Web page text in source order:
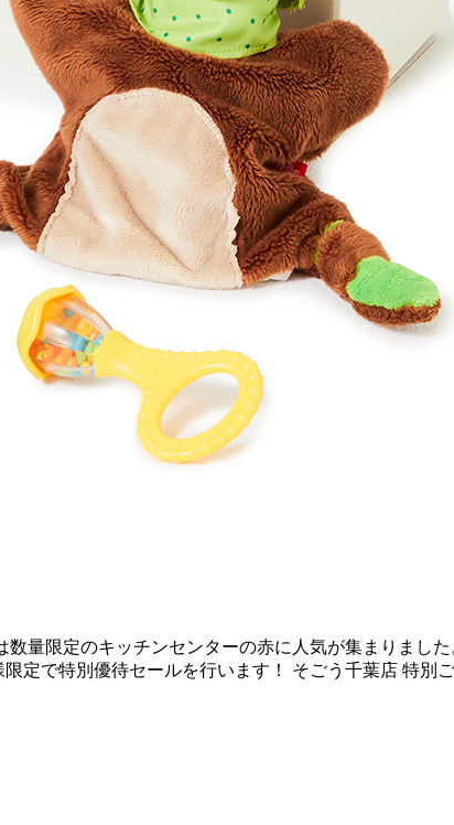
量限定のキッチンセンターの赤に人気が集まりまし
定で特別優待セールを行います！ そごう千葉店 特別